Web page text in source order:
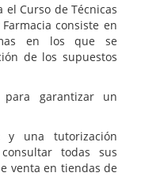
Curso de Técnicas
consiste en
en los que se
de los supuestos
para garantizar un
y una tutorización
todas sus
venta en tiendas de